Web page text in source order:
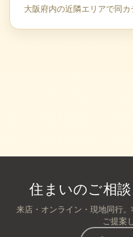
大阪府内の近隣エリアで同
住まいのご相
来店・オンライン・現地同行
ご提案